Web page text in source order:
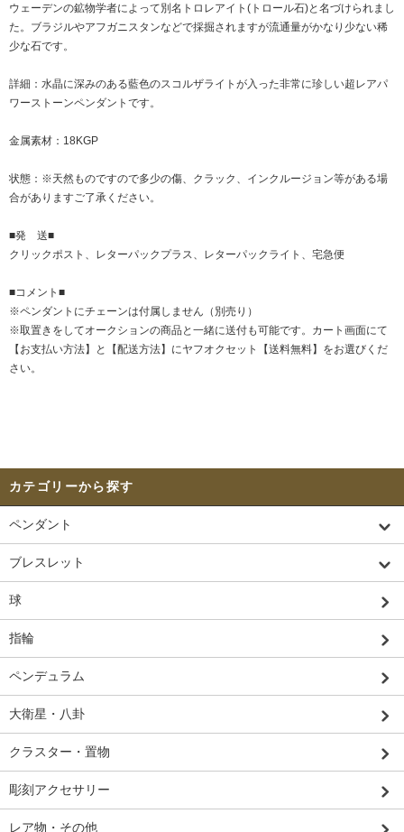
ウェーデンの鉱物学者によって別名トロレアイト(トロール石)と名づけられまし
た。ブラジルやアフガニスタンなどで採掘されますが流通量がかなり少ない稀
少な石です。
詳細：水晶に深みのある藍色のスコルザライトが入った非常に珍しい超レアパ
ワーストーンペンダントです。
金属素材：18KGP
状態：※天然ものですので多少の傷、クラック、インクルージョン等がある場
合がありますご了承ください。
■発 送■
クリックポスト、レターパックプラス、レターパックライト、宅急便
■コメント■
※ペンダントにチェーンは付属しません（別売り）
※取置きをしてオークションの商品と一緒に送付も可能です。カート画面にて
【お支払い方法】と【配送方法】にヤフオクセット【送料無料】をお選びくだ
さい。
カテゴリーから探す
ペンダント
ブレスレット
球
指輪
ペンデュラム
大衛星・八卦
クラスター・置物
彫刻アクセサリー
レア物・その他